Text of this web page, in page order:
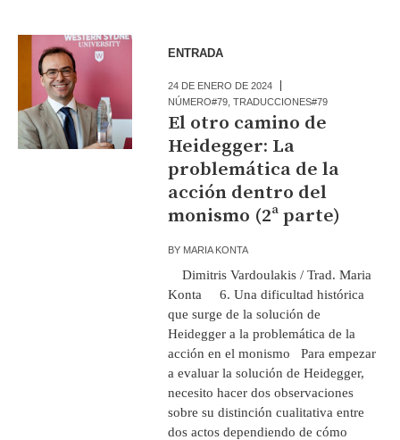
ENTRADA
24 DE ENERO DE 2024
NÚMERO#79 ,TRADUCCIONES#79
El otro camino de
Heidegger: La
problemática de la
acción dentro del
monismo (2ª parte)
BY MARIA KONTA
Dimitris Vardoulakis / Trad. Maria
Konta 6. Una dificultad histórica
que surge de la solución de
Heidegger a la problemática de la
acción en el monismo Para empezar
a evaluar la solución de Heidegger,
necesito hacer dos observaciones
sobre su distinción cualitativa entre
dos actos dependiendo de cómo